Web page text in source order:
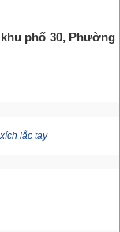
phố 30, Phường
lắc tay